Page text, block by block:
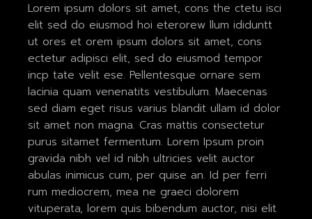
Lorem ipsum dolors sit amet, cons the ctetu isci
elit sed do eiusmod hoi eterorew llum ididuntt
ut ores et orem ipsum dolors sit amet, cons
ectetur adipisci elit, sed do eiusmod tempor
incp tate velit ese. Pellentesque ornare sem
lacinia quam venenatits vestibulum. Maecenas
sed diam eget risus varius blandit ullam id dolor
sit amet non magna. Cras mattis consectetur
purus sitamet fermentum. Lorem Ipsum proin
gravida nibh vel id nibh ultricies velit auctor
abulas inimicus cum, per quise an. Id per ferri
rum mediocrem, mea ne graeci dolorem
vituperata, lorem quis bibendum auctor, nisi elit